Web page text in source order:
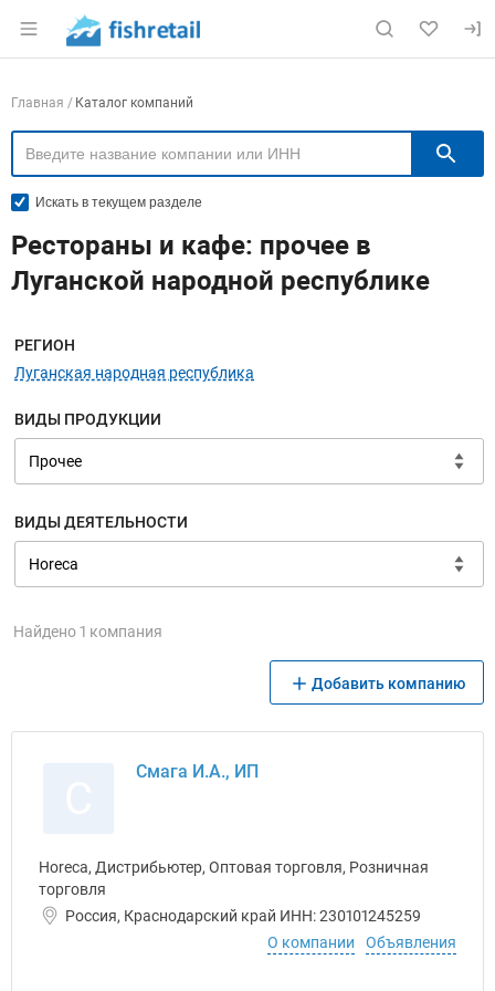
Раздел навигации по сайту fishretail.ru
Навигация по компаниям
Главная Каталог компаний
Искать в текущем разделе
Рестораны и кафе: прочее в
Луганской народной республике
Меню навигации
РЕГИОН
Луганская народная республика
ВИДЫ ПРОДУКЦИИ
ВИДЫ ДЕЯТЕЛЬНОСТИ
Найдено 1 компания
Добавить компанию
Смага И.А., ИП
Horeca, Дистрибьютер, Оптовая торговля, Розничная
торговля
Россия, Краснодарский край ИНН: 230101245259
О компании
Объявления